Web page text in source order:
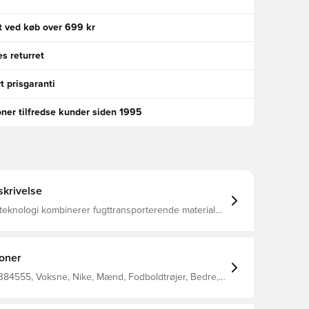
ved køb over 699 kr
returret
prisgaranti
tilfredse kunder siden 1995
teknologi kombinerer fugttransporterende materialer
384555, Voksne, Nike, Mænd, Fodboldtrøjer, Bedre,